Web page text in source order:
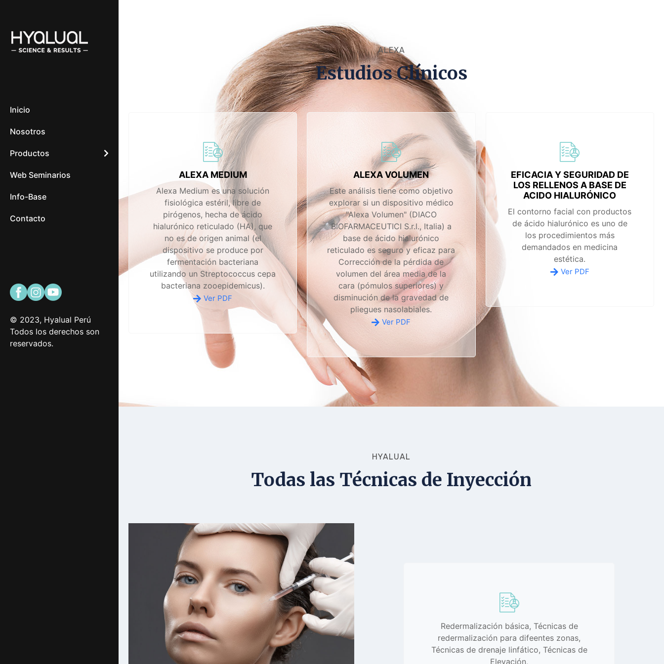
Inicio
Nosotros
Productos
Web Seminarios
Info-Base
Contacto
© 2023, Hyalual Perú
Todos los derechos son
reservados.
ALEXA
Estudios Clínicos
ALEXA MEDIUM
Alexa Medium es una solución
fisiológica estéril, libre de
pirógenos, hecha de ácido
hialurónico reticulado (HA), que
no es de origen animal (el
dispositivo se produce por
fermentación bacteriana
utilizando un Streptococcus cepa
bacteriana zooepidemicus).
Ver PDF
ALEXA VOLUMEN
Este análisis tiene como objetivo
explorar si un dispositivo médico
"Alexa Volumen" (DIACO
BIOFARMACEUTICI S.r.l., Italia) a
base de ácido hialurónico
reticulado es seguro y eficaz para
Corrección de la pérdida de
volumen del área media de la
cara (pómulos superiores) y
disminución de la gravedad de
pliegues nasolabiales.
Ver PDF
EFICACIA Y SEGURIDAD DE
LOS RELLENOS A BASE DE
ACIDO HIALURÓNICO
El contorno facial con productos
de ácido hialurónico es uno de
los procedimientos más
demandados en medicina
estética.
Ver PDF
HYALUAL
Todas las Técnicas de Inyección
Redermalización básica, Técnicas de
redermalización para difeentes zonas,
Técnicas de drenaje linfático, Técnicas de
Elevación,